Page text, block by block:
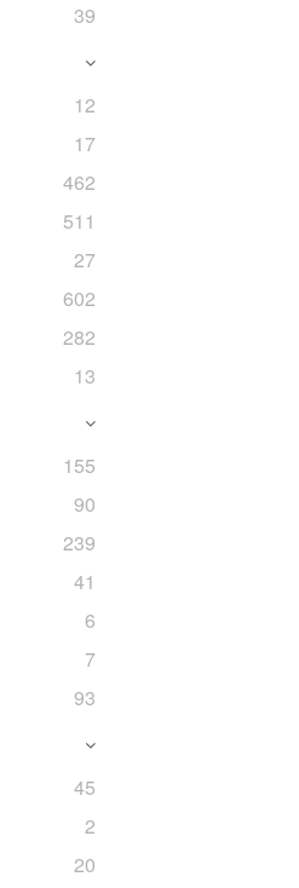
39
12
17
462
511
27
602
282
13
155
90
239
41
6
7
93
45
2
20